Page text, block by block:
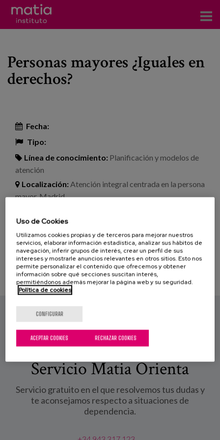
Investigación
Publicaciones
Consultoría
Formación
Eventos
Blog
Prensa
Trabaja con nosotros
Canal de denuncias
en
Personas mayores ¿Iguales en
derechos?
Fecha:
Tipo:
Línea de conocimiento: Planificación y modelos de
atención
Localización: Atención integral centrada en la persona
mayor. Madrid
Servicio Matia Orienta
Servicio gratuito en el que resolvemos tus dudas y
te aconsejamos respecto a situaciones de
dependencia.
Uso de Cookies
Utilizamos cookies propias y de terceros para mejorar nuestros
servicios, elaborar información estadística, analizar sus hábitos de
navegación, inferir grupos de interés, crear un perfil de sus
intereses y mostrarle anuncios relevantes en otros sitios. Esto nos
permite personalizar el contenido que ofrecemos y obtener
información sobre qué secciones suscitan interés,
permitiéndonos además mejorar la página web y su seguridad.
Política de cookies
CONFIGURAR
RECHAZAR COOKIES
ACEPTAR COOKIES